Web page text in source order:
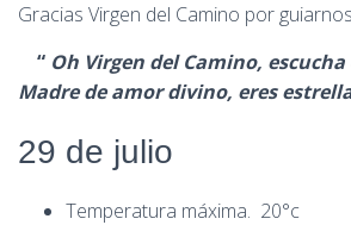
Gracias Virgen del Camino por
“ Oh Virgen del Camino,
Madre de amor divino, eres
29 de julio
Temperatura máxima. 20°c